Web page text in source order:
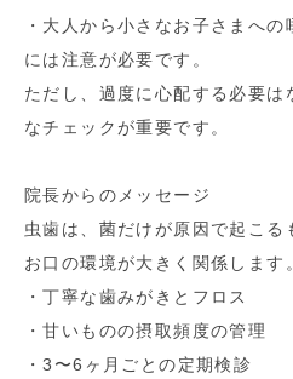
・大人から小さなお子さまへの
には注意が必要です。
ただし、過度に心配する必要は
なチェックが重要です。
院長からのメッセージ
虫歯は、菌だけが原因で起こ
お口の環境が大きく関係します。
・丁寧な歯みがきとフロス
・甘いものの摂取頻度の管理
・3〜6ヶ月ごとの定期検診